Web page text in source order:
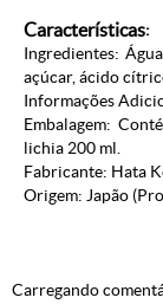
Características:
Ingredientes:
açúcar, ácido
Informações
Embalagem:
lichia 200 ml.
Fabricante: Hata
Origem: Japão (
Carregando